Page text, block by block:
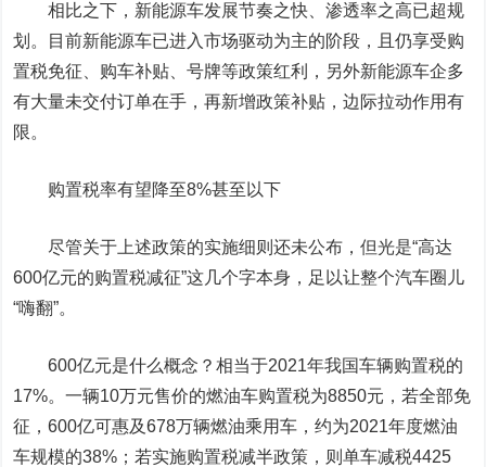
相比之下，新能源车发展节奏之快、渗透率之高已超规
划。目前新能源车已进入市场驱动为主的阶段，且仍享受购
置税免征、购车补贴、号牌等政策红利，另外新能源车企多
有大量未交付订单在手，再新增政策补贴，边际拉动作用有
限。
购置税率有望降至8%甚至以下
尽管关于上述政策的实施细则还未公布，但光是“高达
600亿元的购置税减征”这几个字本身，足以让整个汽车圈儿
“嗨翻”。
600亿元是什么概念？相当于2021年我国车辆购置税的
17%。一辆10万元售价的燃油车购置税为8850元，若全部免
征，600亿可惠及678万辆燃油乘用车，约为2021年度燃油
车规模的38%；若实施购置税减半政策，则单车减税4425